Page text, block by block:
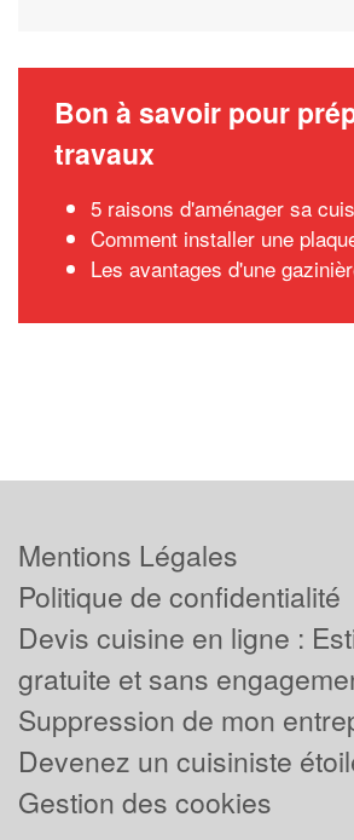
Bon à savoir pour
travaux
5 raisons d'aménager sa
Comment installer une
Les avantages d'une
Mentions Légales
Politique de confidentialité
Devis cuisine en ligne :
gratuite et sans
Suppression de mon
Devenez un cuisiniste
Gestion des cookies